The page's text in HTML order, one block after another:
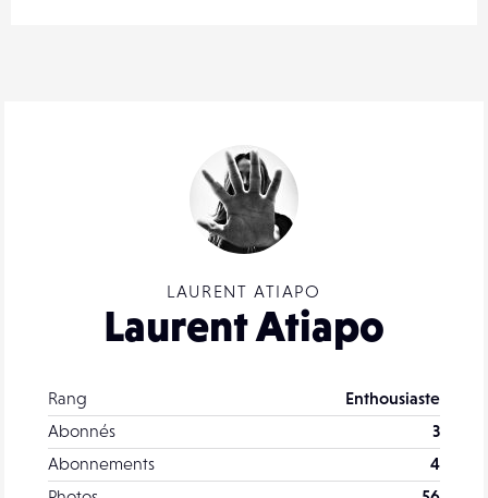
LAURENT ATIAPO
Laurent Atiapo
Rang
Enthousiaste
Abonnés
3
Abonnements
4